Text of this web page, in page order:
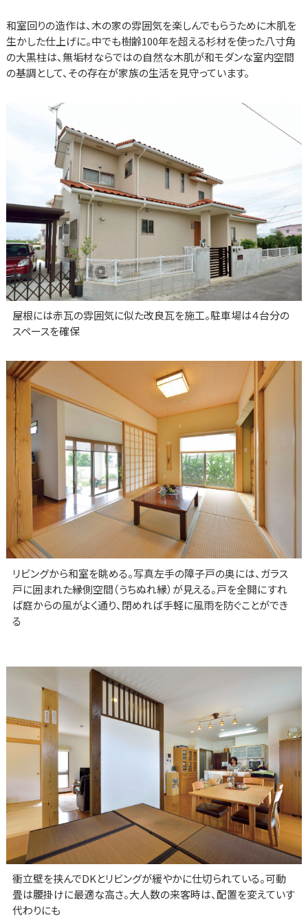
和室回りの造作は、木の家の雰囲気を楽しんでもらうために木肌を
生かした仕上げに。中でも樹齢100年を超える杉材を使った八寸角
の大黒柱は、無垢材ならではの自然な木肌が和モダンな室内空間
の基調として、その存在が家族の生活を見守っています。
屋根には赤瓦の雰囲気に似た改良瓦を施工。駐車場は４台分の
スペースを確保
リビングから和室を眺める。写真左手の障子戸の奥には、ガラス
戸に囲まれた縁側空間（うちぬれ縁）が見える。戸を全開にすれ
ば庭からの風がよく通り、閉めれば手軽に風雨を防ぐことができ
る
衝立壁を挟んでDKとリビングが緩やかに仕切られている。可動
畳は腰掛けに最適な高さ。大人数の来客時は、配置を変えていす
代わりにも